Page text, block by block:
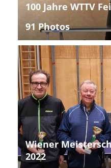
100 Jahre WTTV
91 Photos
Wiener
2022